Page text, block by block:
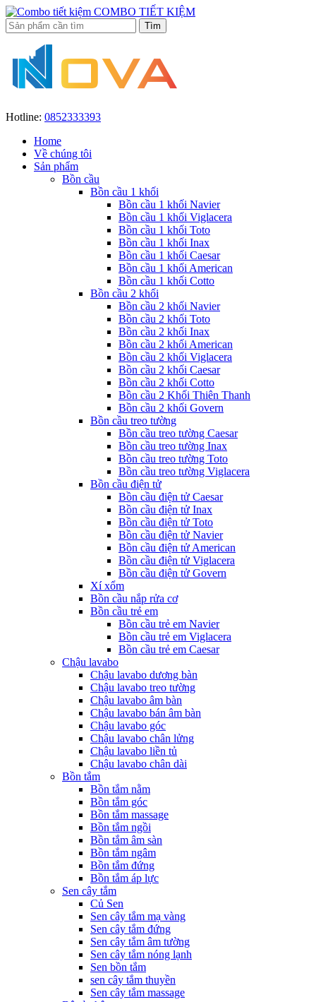
COMBO TIẾT KIỆM
Hotline: 0852333393
Home
Về chúng tôi
Sản phẩm
Bồn cầu
Bồn cầu 1 khối
Bồn cầu 1 khối Navier
Bồn cầu 1 khối Viglacera
Bồn cầu 1 khối Toto
Bồn cầu 1 khối Inax
Bồn cầu 1 khối Caesar
Bồn cầu 1 khối American
Bồn cầu 1 khối Cotto
Bồn cầu 2 khối
Bồn cầu 2 khối Navier
Bồn cầu 2 khối Toto
Bồn cầu 2 khối Inax
Bồn cầu 2 khối American
Bồn cầu 2 khối Viglacera
Bồn cầu 2 khối Caesar
Bồn cầu 2 khối Cotto
Bồn cầu 2 Khối Thiên Thanh
Bồn cầu 2 khối Govern
Bồn cầu treo tường
Bồn cầu treo tường Caesar
Bồn cầu treo tường Inax
Bồn cầu treo tường Toto
Bồn cầu treo tường Viglacera
Bồn cầu điện tử
Bồn cầu điện tử Caesar
Bồn cầu điện tử Inax
Bồn cầu điện tử Toto
Bồn cầu điện tử Navier
Bồn cầu điện tử American
Bồn cầu điện tử Viglacera
Bồn cầu điện tử Govern
Xí xổm
Bồn cầu nắp rửa cơ
Bồn cầu trẻ em
Bồn cầu trẻ em Navier
Bồn cầu trẻ em Viglacera
Bồn cầu trẻ em Caesar
Chậu lavabo
Chậu lavabo dương bàn
Chậu lavabo treo tường
Chậu lavabo âm bàn
Chậu lavabo bán âm bàn
Chậu lavabo góc
Chậu lavabo chân lửng
Chậu lavabo liền tủ
Chậu lavabo chân dài
Bồn tắm
Bồn tắm nằm
Bồn tắm góc
Bồn tắm massage
Bồn tắm ngồi
Bồn tắm âm sàn
Bồn tắm ngâm
Bồn tắm đứng
Bồn tắm áp lực
Sen cây tắm
Củ Sen
Sen cây tắm mạ vàng
Sen cây tắm đứng
Sen cây tắm âm tường
Sen cây tắm nóng lạnh
Sen bồn tắm
sen cây tắm thuyền
Sen cây tắm massage